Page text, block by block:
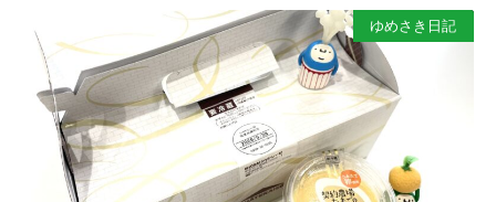
ゆめさき日記